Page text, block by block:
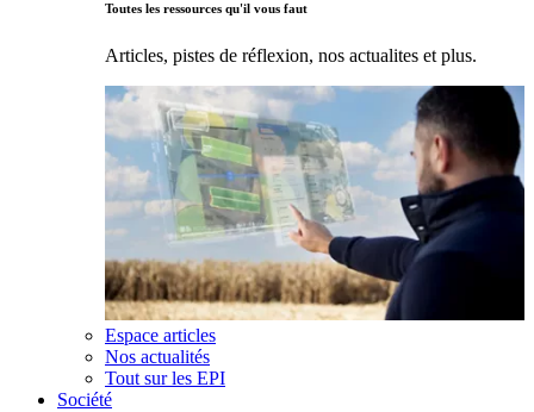
Toutes les ressources qu'il vous faut
Articles, pistes de réflexion, nos actualites et plus.
Espace articles
Nos actualités
Tout sur les EPI
Société